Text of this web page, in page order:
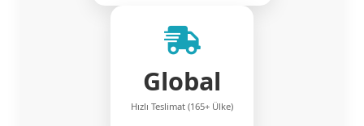
Global
Hızlı Teslimat (165+ Ülke)